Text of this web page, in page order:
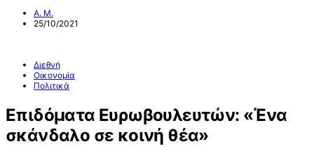
Α. Μ.
25/10/2021
Διεθνή
Οικονομία
Πολιτικά
Επιδόματα Ευρωβουλευτών: «Ένα
σκάνδαλο σε κοινή θέα»